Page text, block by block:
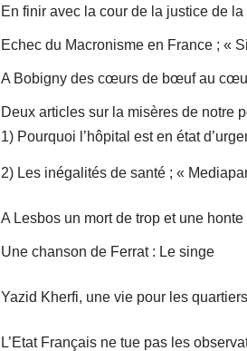
En finir avec la cour de la justice de
Echec du Macronisme en France ; «
A Bobigny des cœurs de bœuf au
Deux articles sur la misères de notre
1) Pourquoi l’hôpital est en état
2) Les inégalités de santé ; «
A Lesbos un mort de trop et une
Une chanson de Ferrat : Le singe
Yazid Kherfi, une vie pour les
L’Etat Français ne tue pas les